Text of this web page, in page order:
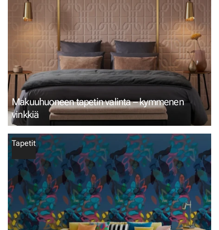
Makuuhuoneen tapetin valinta – kymmenen
vinkkiä
Tapetit